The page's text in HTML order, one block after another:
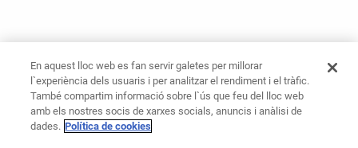
En aquest lloc web es fan servir galetes per millorar
l`experiència dels usuaris i per analitzar el rendiment i el tràfic.
També compartim informació sobre l`ús que feu del lloc web
amb els nostres socis de xarxes socials, anuncis i anàlisi de
dades. Política de cookies